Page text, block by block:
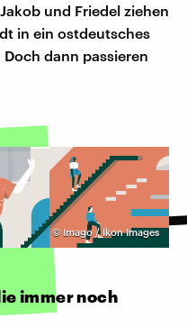
und Friedel ziehen
in ein ostdeutsches
dann passieren
© Imago / Ikon Images
immer noch